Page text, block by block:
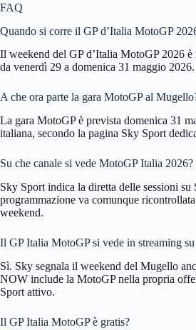
FAQ
Quando si corre il GP d’Italia MotoGP
Il weekend del GP d’Italia MotoGP 2026
da venerdì 29 a domenica 31 maggio 2026.
A che ora parte la gara MotoGP al
La gara MotoGP è prevista domenica 31
italiana, secondo la pagina Sky Sport
Su che canale si vede MotoGP Italia 2026?
Sky Sport indica la diretta delle sessioni
programmazione va comunque
weekend.
Il GP Italia MotoGP si vede in streaming
Sì. Sky segnala il weekend del Mugello
NOW include la MotoGP nella propria
Sport attivo.
Il GP Italia MotoGP è gratis?